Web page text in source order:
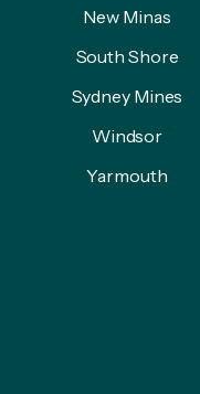
New Minas
South Shore
Sydney Mines
Windsor
Yarmouth